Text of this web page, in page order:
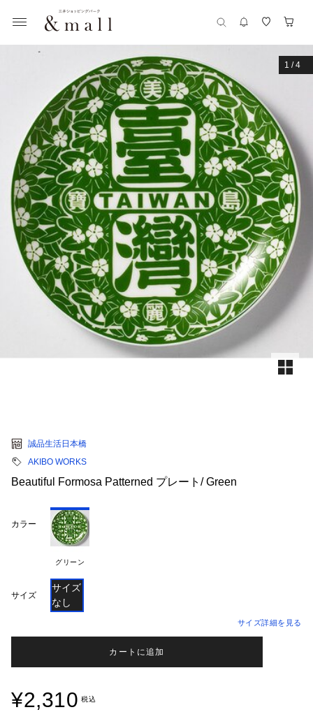
1 /4
誠品生活日本橋
AKIBO WORKS
Beautiful Formosa Patterned プレート/ Green
カラー
グリーン
サイズ
サイズ
なし
サイズ詳細を見る
カートに追加
¥2,310 税込